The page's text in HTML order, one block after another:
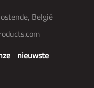
nieuwste
België